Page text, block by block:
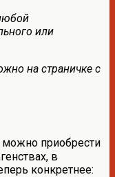
или
на страничке с
приобрести
в
конкретнее: